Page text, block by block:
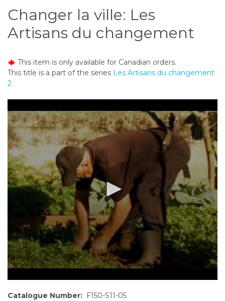
t
c
t
e
n
t
Changer la ville: Les
Artisans du changement
This item is only available for Canadian orders.
This title is a part of the series Les Artisans du changement
2
Catalogue Number: F150-S11-05